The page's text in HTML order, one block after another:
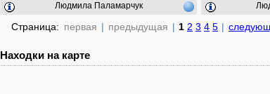
Людмила Паламарчук
Страница: первая | предыдущая | 1 2 3 4 5 |
Находки на карте